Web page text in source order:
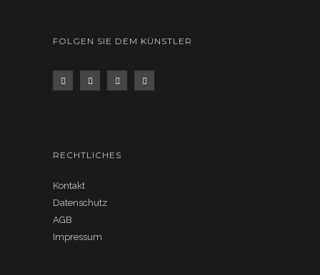
FOLGEN SIE DEM KÜNSTLER
RECHTLICHES
Kontakt
Datenschutz
AGB
Impressum